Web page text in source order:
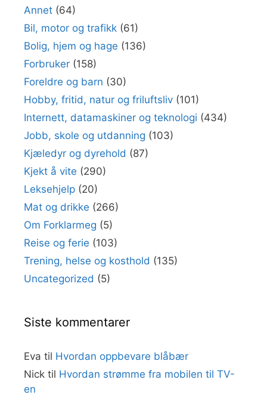
Annet (64)
Bil, motor og trafikk (61)
Bolig, hjem og hage (136)
Forbruker (158)
Foreldre og barn (30)
Hobby, fritid, natur og friluftsliv (101)
Internett, datamaskiner og teknologi (434)
Jobb, skole og utdanning (103)
Kjæledyr og dyrehold (87)
Kjekt å vite (290)
Leksehjelp (20)
Mat og drikke (266)
Om Forklarmeg (5)
Reise og ferie (103)
Trening, helse og kosthold (135)
Uncategorized (5)
Siste kommentarer
Eva til Hvordan oppbevare blåbær
Nick til Hvordan strømme fra mobilen til TV-
en